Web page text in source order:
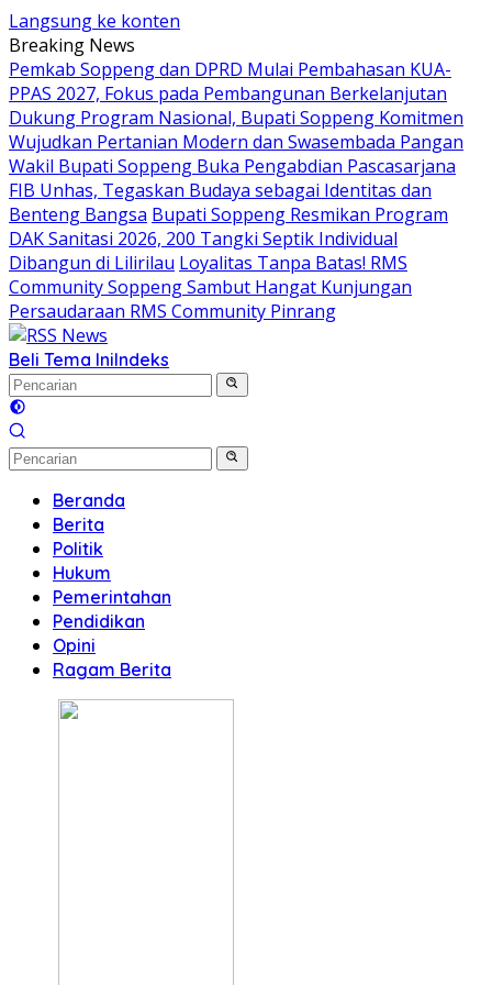
Langsung ke konten
Breaking News
Pemkab Soppeng dan DPRD Mulai Pembahasan KUA-
PPAS 2027, Fokus pada Pembangunan Berkelanjutan
Dukung Program Nasional, Bupati Soppeng Komitmen
Wujudkan Pertanian Modern dan Swasembada Pangan
Wakil Bupati Soppeng Buka Pengabdian Pascasarjana
FIB Unhas, Tegaskan Budaya sebagai Identitas dan
Benteng Bangsa Bupati Soppeng Resmikan Program
DAK Sanitasi 2026, 200 Tangki Septik Individual
Dibangun di Lilirilau Loyalitas Tanpa Batas! RMS
Community Soppeng Sambut Hangat Kunjungan
Persaudaraan RMS Community Pinrang
Beli Tema IniIndeks
Beranda
Berita
Politik
Hukum
Pemerintahan
Pendidikan
Opini
Ragam Berita